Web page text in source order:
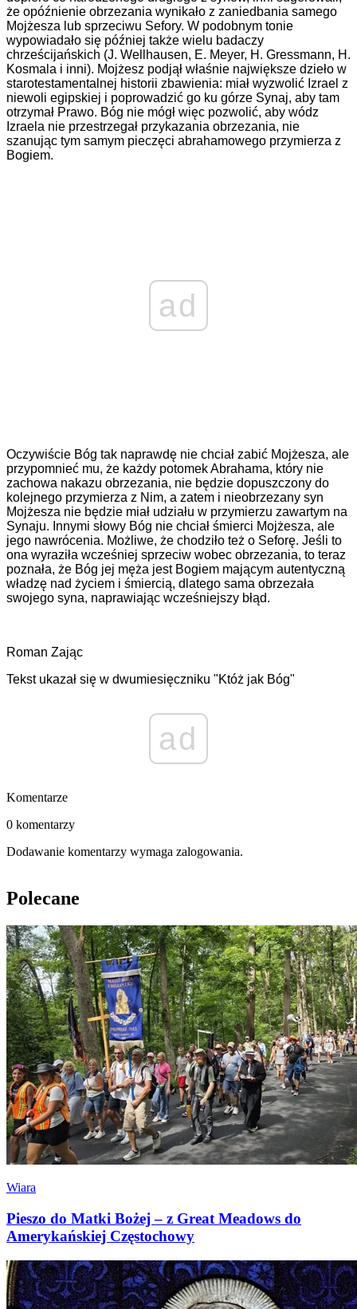
że opóźnienie obrzezania wynikało z zaniedbania samego
Mojżesza lub sprzeciwu Sefory. W podobnym tonie
wypowiadało się później także wielu badaczy
chrześcijańskich (J. Wellhausen, E. Meyer, H. Gressmann, H.
Kosmala i inni). Mojżesz podjął właśnie największe dzieło w
starotestamentalnej historii zbawienia: miał wyzwolić Izrael z
niewoli egipskiej i poprowadzić go ku górze Synaj, aby tam
otrzymał Prawo. Bóg nie mógł więc pozwolić, aby wódz
Izraela nie przestrzegał przykazania obrzezania, nie
szanując tym samym pieczęci abrahamowego przymierza z
Bogiem.
ad
Oczywiście Bóg tak naprawdę nie chciał zabić Mojżesza, ale
przypomnieć mu, że każdy potomek Abrahama, który nie
zachowa nakazu obrzezania, nie będzie dopuszczony do
kolejnego przymierza z Nim, a zatem i nieobrzezany syn
Mojżesza nie będzie miał udziału w przymierzu zawartym na
Synaju. Innymi słowy Bóg nie chciał śmierci Mojżesza, ale
jego nawrócenia. Możliwe, że chodziło też o Seforę. Jeśli to
ona wyraziła wcześniej sprzeciw wobec obrzezania, to teraz
poznała, że Bóg jej męża jest Bogiem mającym autentyczną
władzę nad życiem i śmiercią, dlatego sama obrzezała
swojego syna, naprawiając wcześniejszy błąd.
Roman Zając
Tekst ukazał się w dwumiesięczniku "Któż jak Bóg"
ad
Komentarze
0 komentarzy
Dodawanie komentarzy wymaga zalogowania.
Polecane
Wiara
Pieszo do Matki Bożej – z Great Meadows do
Amerykańskiej Częstochowy